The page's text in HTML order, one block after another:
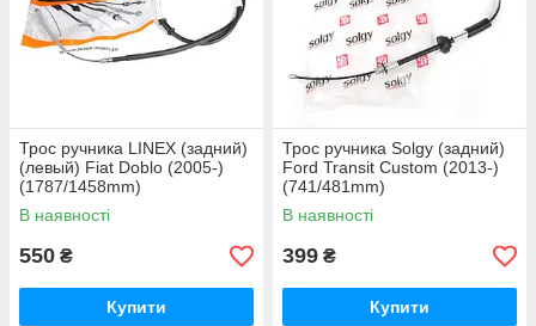
Трос ручника LINEX (задний)
(левый) Fiat Doblo (2005-)
(1787/1458mm)
В наявності
550 ₴
Купити
Трос ручника Solgy (задний)
Ford Transit Custom (2013-)
(741/481mm)
В наявності
399 ₴
Купити